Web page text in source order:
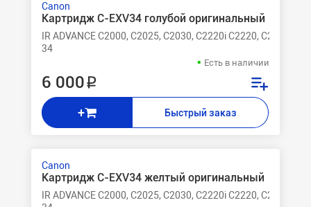
Canon
Картридж C-EXV34 голубой оригинальный
IR ADVANCE C2000, C2025, C2030, C2220i C2220, C2220L,
34
Есть в наличии
6 000 ₽
+ Быстрый заказ
Canon
Картридж C-EXV34 желтый оригинальный
IR ADVANCE C2000, C2025, C2030, C2220i C2220, C2220L,